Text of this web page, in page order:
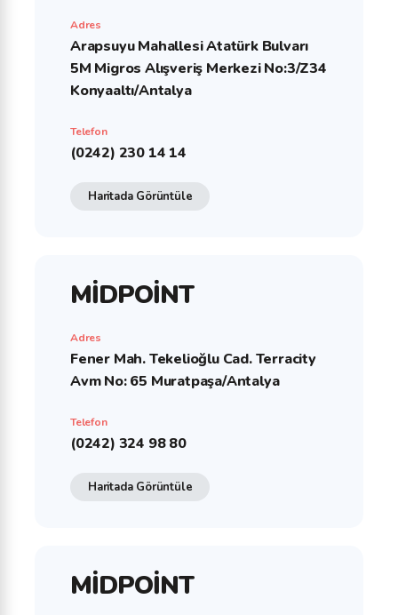
Adres
Arapsuyu Mahallesi Atatürk Bulvarı
5M Migros Alışveriş Merkezi No:3/Z34
Konyaaltı/Antalya
Telefon
(0242) 230 14 14
Haritada Görüntüle
MİDPOİNT
Adres
Fener Mah. Tekelioğlu Cad. Terracity
Avm No: 65 Muratpaşa/Antalya
Telefon
(0242) 324 98 80
Haritada Görüntüle
MİDPOİNT